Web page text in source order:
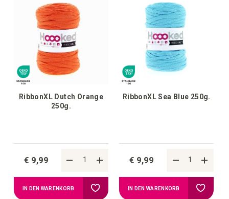
RibbonXL Dutch Orange
250g.
€ 9,99
IN DEN WARENKORB Zur
RibbonXL Sea Blue 250g.
€ 9,99
IN DEN WARENKORB Zur